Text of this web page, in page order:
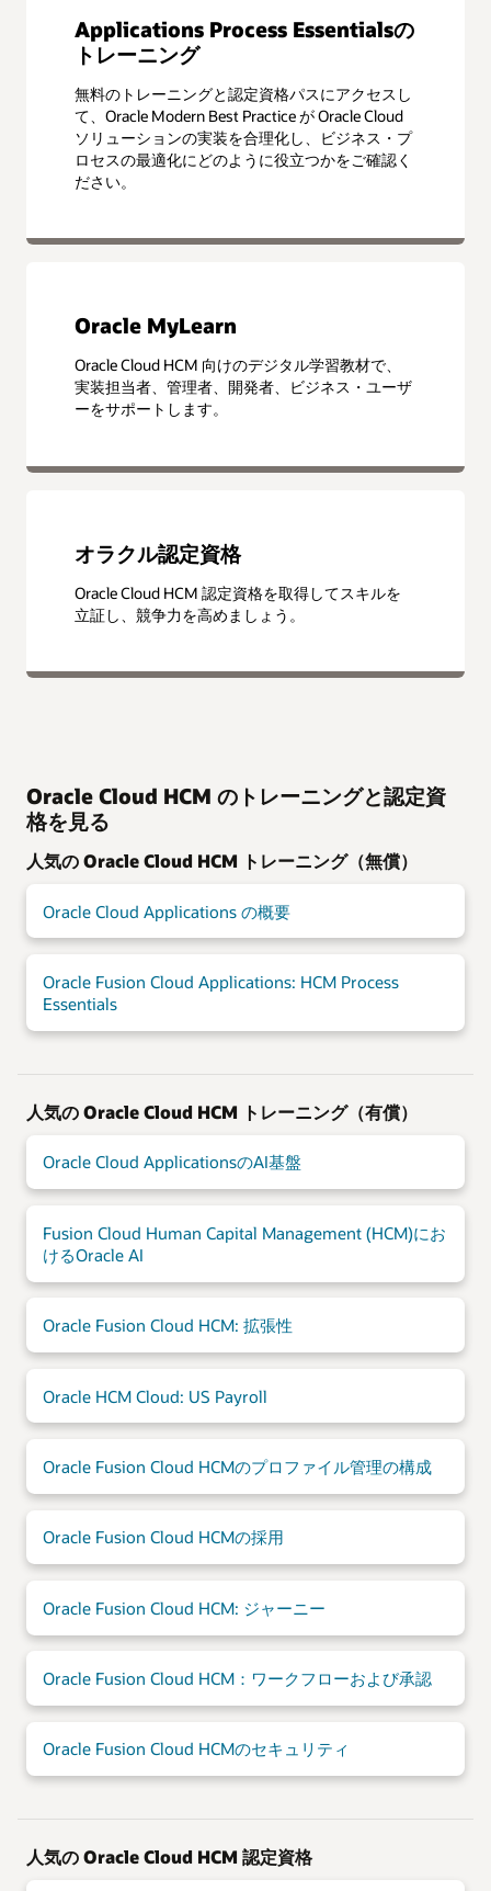
Applications Process Essentialsの
トレーニング
無料のトレーニングと認定資格パスにアクセスし
て、Oracle Modern Best Practice が Oracle Cloud
ソリューションの実装を合理化し、ビジネス・プ
ロセスの最適化にどのように役立つかをご確認く
ださい。
Oracle MyLearn
Oracle Cloud HCM 向けのデジタル学習教材で、
実装担当者、管理者、開発者、ビジネス・ユーザ
ーをサポートします。
オラクル認定資格
Oracle Cloud HCM 認定資格を取得してスキルを
立証し、競争力を高めましょう。
Oracle Cloud HCM のトレーニングと認定資
格を見る
人気の Oracle Cloud HCM トレーニング（無償）
Oracle Cloud Applications の概要
Oracle Fusion Cloud Applications: HCM Process
Essentials
人気の Oracle Cloud HCM トレーニング（有償）
Oracle Cloud ApplicationsのAI基盤
Fusion Cloud Human Capital Management (HCM)にお
けるOracle AI
Oracle Fusion Cloud HCM: 拡張性
Oracle HCM Cloud: US Payroll
Oracle Fusion Cloud HCMのプロファイル管理の構成
Oracle Fusion Cloud HCMの採用
Oracle Fusion Cloud HCM: ジャーニー
Oracle Fusion Cloud HCM：ワークフローおよび承認
Oracle Fusion Cloud HCMのセキュリティ
人気の Oracle Cloud HCM 認定資格